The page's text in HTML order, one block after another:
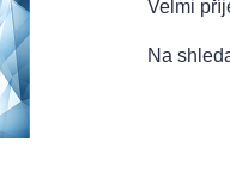
Velmi
Na